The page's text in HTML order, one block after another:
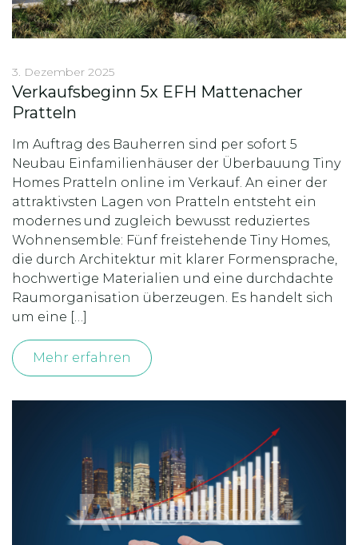
3. Dezember 2025
Verkaufsbeginn 5x EFH Mattenacher
Pratteln
Im Auftrag des Bauherren sind per sofort 5
Neubau Einfamilienhäuser der Überbauung Tiny
Homes Pratteln online im Verkauf. An einer der
attraktivsten Lagen von Pratteln entsteht ein
modernes und zugleich bewusst reduziertes
Wohnensemble: Fünf freistehende Tiny Homes,
die durch Architektur mit klarer Formensprache,
hochwertige Materialien und eine durchdachte
Raumorganisation überzeugen. Es handelt sich
um eine […]
Mehr erfahren